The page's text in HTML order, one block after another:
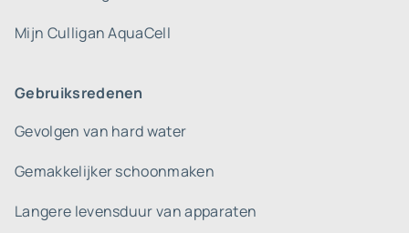
Mijn Culligan AquaCell
Gebruiksredenen
Gevolgen van hard water
Gemakkelijker schoonmaken
Langere levensduur van apparaten